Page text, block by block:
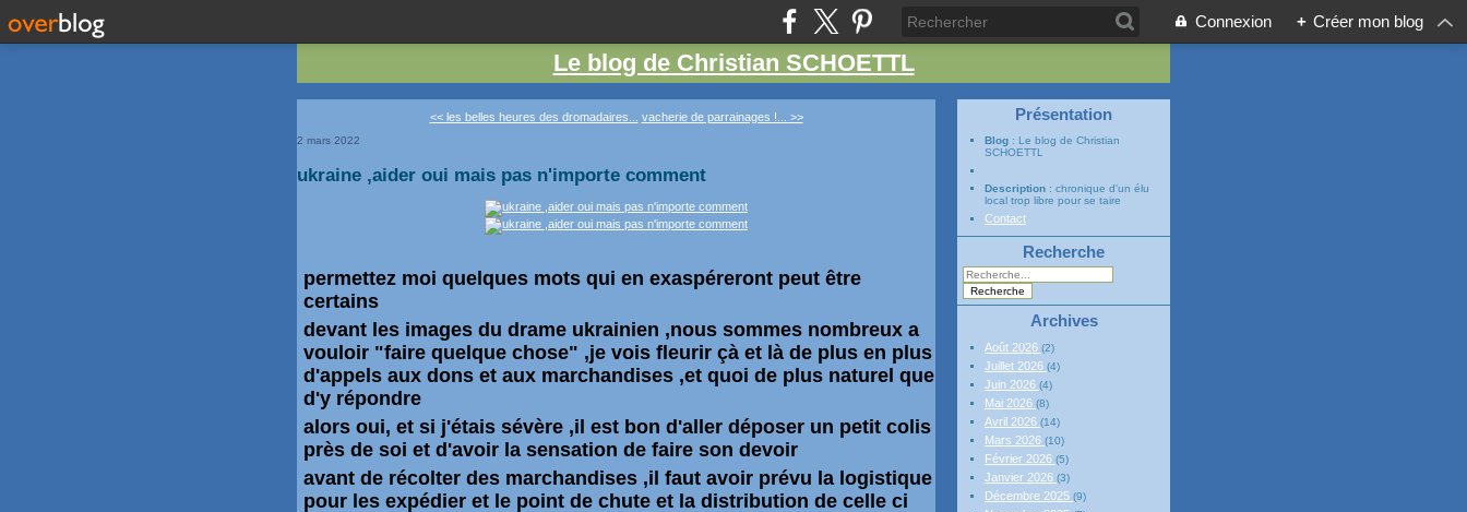
Connexion + Créer mon blog
Le blog de Christian SCHOETTL
<< les belles heures des dromadaires... vacherie de parrainages !... >>
2 mars 2022
ukraine ,aider oui mais pas n'importe comment
permettez moi quelques mots qui en exaspéreront peut être
certains
devant les images du drame ukrainien ,nous sommes nombreux a
vouloir "faire quelque chose" ,je vois fleurir çà et là de plus en plus
d'appels aux dons et aux marchandises ,et quoi de plus naturel que
d'y répondre
alors oui, et si j'étais sévère ,il est bon d'aller déposer un petit colis
près de soi et d'avoir la sensation de faire son devoir
avant de récolter des marchandises ,il faut avoir prévu la logistique
pour les expédier et le point de chute et la distribution de celle ci
Présentation
Blog : Le blog de Christian
SCHOETTL
Description : chronique d'un élu
local trop libre pour se taire
Contact
Recherche
Archives
Août 2026 (2)
Juillet 2026 (4)
Juin 2026 (4)
Mai 2026 (8)
Avril 2026 (14)
Mars 2026 (10)
Février 2026 (5)
Janvier 2026 (3)
Décembre 2025 (9)